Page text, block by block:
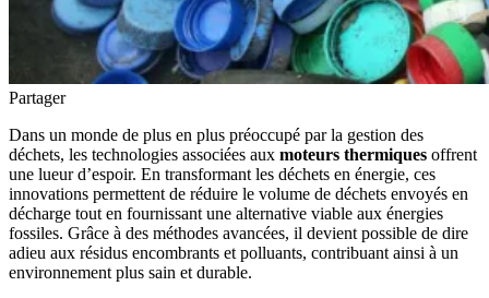
Partager
Dans un monde de plus en plus préoccupé par la gestion des
déchets, les technologies associées aux moteurs thermiques offrent
une lueur d’espoir. En transformant les déchets en énergie, ces
innovations permettent de réduire le volume de déchets envoyés en
décharge tout en fournissant une alternative viable aux énergies
fossiles. Grâce à des méthodes avancées, il devient possible de dire
adieu aux résidus encombrants et polluants, contribuant ainsi à un
environnement plus sain et durable.